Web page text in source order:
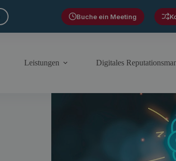
Buche ein Meeting
Leistungen Digitales